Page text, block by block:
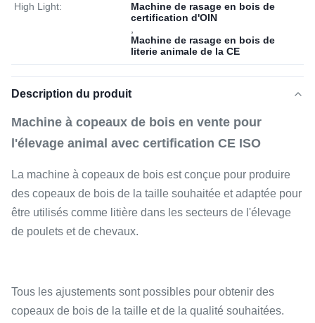
High Light:
Machine de rasage en bois de
certification d'OIN
Machine de rasage en bois de
literie animale de la CE
Description du produit
Machine à copeaux de bois en vente pour
l'élevage animal avec certification CE ISO
La machine à copeaux de bois est conçue pour produire
des copeaux de bois de la taille souhaitée et adaptée pour
être utilisés comme litière dans les secteurs de l'élevage
de poulets et de chevaux.
Tous les ajustements sont possibles pour obtenir des
copeaux de bois de la taille et de la qualité souhaitées.